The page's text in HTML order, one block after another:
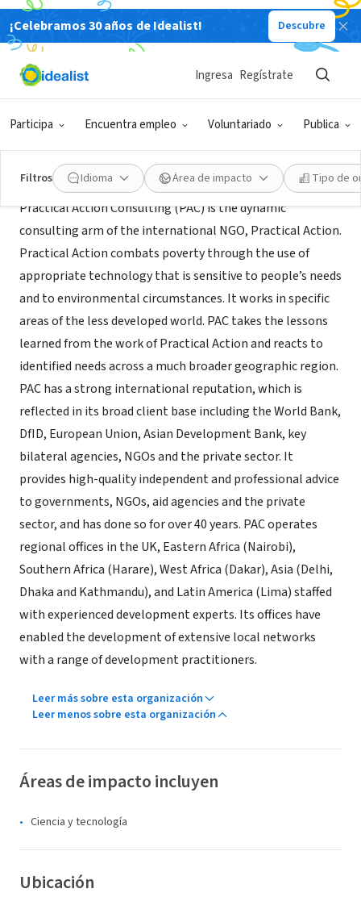
¡Celebramos 30 años de Idealist! Descubre
Participa Encuentra empleo Voluntariado Publica
Ingresa Regístrate
Filtros Idioma Área de impacto Tipo de
ORGANIZACIÓN SIN FIN DE LUCRO
Practical Action Consulting
Acerca de
Practical Action Consulting (PAC) is the dynamic
consulting arm of the international NGO, Practical Action.
Practical Action combats poverty through the use of
appropriate technology that is sensitive to people’s needs
and to environmental circumstances. It works in specific
areas of the less developed world. PAC takes the lessons
learned from the work of Practical Action and reacts to
identified needs across a much broader geographic region.
PAC has a strong international reputation, which is
reflected in its broad client base including the World Bank,
DfID, European Union, Asian Development Bank, key
bilateral agencies, NGOs and the private sector. It
provides high-quality independent and professional advice
to governments, NGOs, aid agencies and the private
sector, and has done so for over 40 years. PAC operates
regional offices in the UK, Eastern Africa (Nairobi),
Southern Africa (Harare), West Africa (Dakar), Asia (Delhi,
Dhaka and Kathmandu), and Latin America (Lima) staffed
with experienced development experts. Its offices have
enabled the development of extensive local networks
with a range of development practitioners.
Leer más sobre esta organización
Leer menos sobre esta organización
Áreas de impacto incluyen
Ciencia y tecnología
Ubicación